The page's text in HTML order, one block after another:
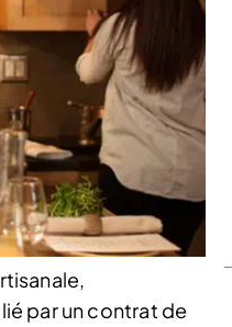
par un contrat de